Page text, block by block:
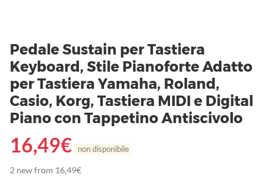
Pedale Sustain per Tastiera
Keyboard, Stile Pianoforte Adatto
per Tastiera Yamaha, Roland,
Casio, Korg, Tastiera MIDI e Digital
Piano con Tappetino Antiscivolo
16,49€ non disponibile
2 new from 16,49€